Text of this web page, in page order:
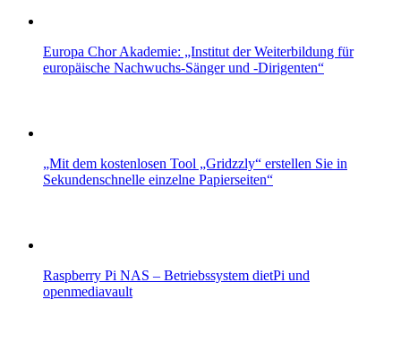
Europa Chor Akademie: „Institut der Weiterbildung für
europäische Nachwuchs-Sänger und -Dirigenten“
„Mit dem kostenlosen Tool „Gridzzly“ erstellen Sie in
Sekundenschnelle einzelne Papierseiten“
Raspberry Pi NAS – Betriebssystem dietPi und
openmediavault